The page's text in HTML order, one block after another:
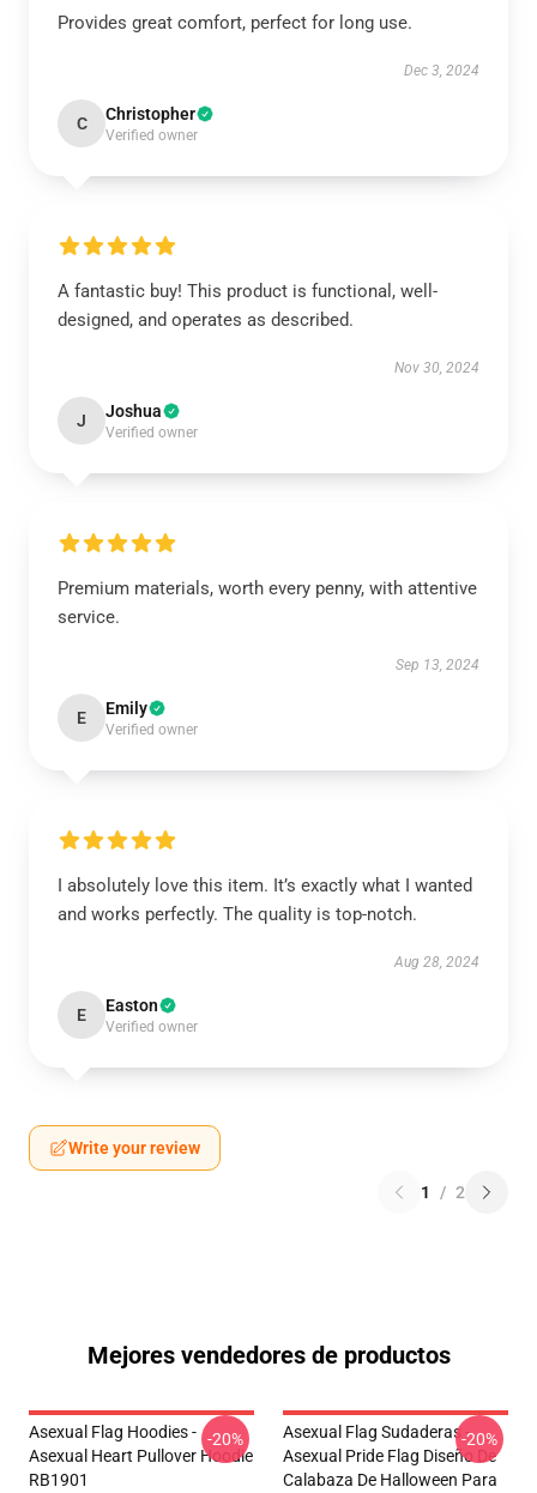
Provides great comfort, perfect for long use.
Dec 3, 2024
C Christopher
Verified owner
A fantastic buy! This product is functional, well-
designed, and operates as described.
Nov 30, 2024
J Joshua
Verified owner
Premium materials, worth every penny, with attentive
service.
Sep 13, 2024
E Emily
Verified owner
I absolutely love this item. It’s exactly what I wanted
and works perfectly. The quality is top-notch.
Aug 28, 2024
E Easton
Verified owner
Write your review
1 / 2
Mejores vendedores de productos
Asexual Flag Hoodies -
Asexual Heart Pullover Hoodie
RB1901
-20%
Asexual Flag Sudaderas -
Asexual Pride Flag Diseño De
Calabaza De Halloween Para
-20%